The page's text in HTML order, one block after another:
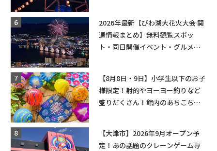
2026年最新【びわ湖大花火大会 関
連情報まとめ】無料観覧スポッ
ト・同日開催イベント・グルメマ
【8月8日・9日】小学生以下のお子
様限定！射的やヨーヨー釣りなど
盛りだくさん！館内のあちこちに
【大津市】2026年9月オープン予
定！あの話題のクレーンゲーム専